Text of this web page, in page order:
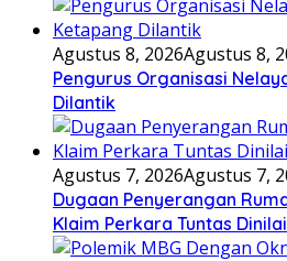
Agustus 8, 2026Agustus 8,
Pengurus Organisasi
Dilantik
Agustus 7, 2026Agustus 7,
Dugaan Penyerangan
Klaim Perkara Tuntas